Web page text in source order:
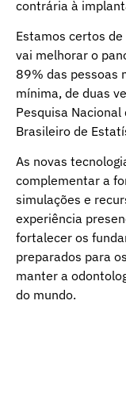
contrária à
Estamos certos
vai melhorar o
89% das pessoas
mínima, de duas
Pesquisa
Brasileiro de
As novas
complementar a
simulações e
experiência
fortalecer os
preparados para
manter a
do mundo.